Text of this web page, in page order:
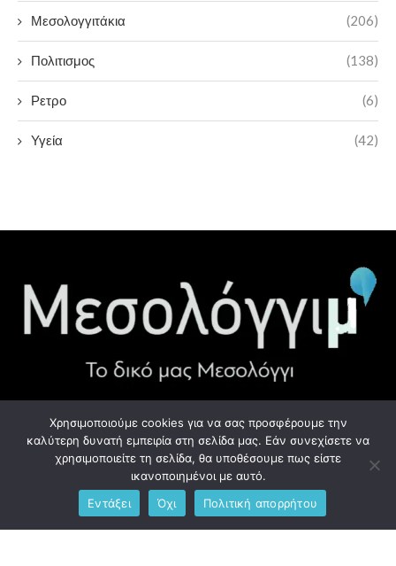
Μεσολογγιτάκια (206)
Πολιτισμος (138)
Ρετρο (6)
Υγεία (42)
ΧΡΉΣΙΜΑ LINK
Προσωπικά Δεδομένα - GDPR
Ανδρέου Λόντου 1, Μεσολόγγι 302 00
Χρησιμοποιούμε cookies για να σας προσφέρουμε την
καλύτερη δυνατή εμπειρία στη σελίδα μας. Εάν συνεχίσετε να
χρησιμοποιείτε τη σελίδα, θα υποθέσουμε πως είστε
ικανοποιημένοι με αυτό.
Εντάξει
Όχι Πολιτική απορρήτου